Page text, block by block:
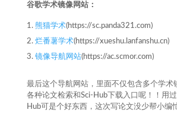
谷歌学术镜像网站：
熊猫学术(https://sc.panda321.com)
烂番薯学术(https://xueshu.lanfanshu.cn)
镜像导航网站(https://ac.scmor.com)
最后这个导航网站，里面不仅包含多个学术
各种论文检索和Sci-Hub下载入口呢！！用
Hub可是个好东西，这次写论文没少帮小编